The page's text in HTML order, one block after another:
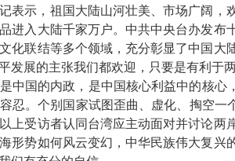
表示，祖国大陆山河壮美、市场广阔，
进入大陆千家万户。中共中央台办发布
化联结等多个领域，充分彰显了中国大
发展的主张我们都欢迎，只要是有利于
中国的内政，是中国核心利益中的核心
忍。个别国家试图歪曲、虚化、掏空一
上受访者认同台湾应主动面对并讨论两
形势如何风云变幻，中华民族伟大复兴